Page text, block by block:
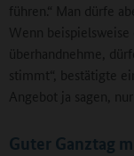
führen.“ Man dürfe
Wenn beispielsweise
überhandnehme,
stimmt“, bestätigte
Angebot ja sagen,
Guter Ganztag